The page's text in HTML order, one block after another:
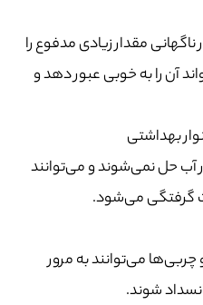
مقدار زیادی مدفوع را
آن را به خوبی عبور دهد و
آب حل نمی‌شوند و می‌توانند
گرفتگی می‌شود.
می‌توانند به مرور
شوند.